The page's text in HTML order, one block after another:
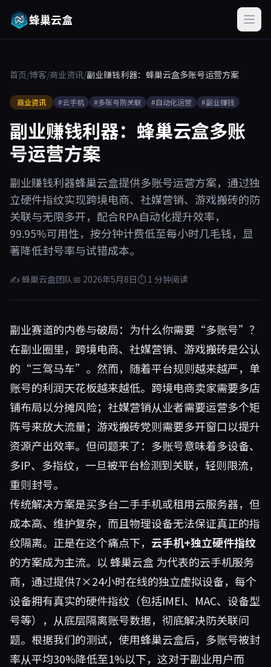
蜂巢云盒
首页/博客/商业资讯/副业赚钱利器：蜂巢云盒多账号运营方案
商业资讯 #云手机 #多账号防关联 #自动化运营 #副业赚钱
副业赚钱利器：蜂巢云盒多账
号运营方案
副业赚钱利器蜂巢云盒提供多账号运营方案，通过独
立硬件指纹实现跨境电商、社媒营销、游戏搬砖的防
关联与无限多开，配合RPA自动化提升效率，
99.95%可用性，按分钟计费低至每小时几毛钱，显
著降低封号率与试错成本。
✍ 蜂巢云盒团队📅 2026年5月8日⏱ 1 分钟阅读
副业赛道的内卷与破局：为什么你需要“多账号”？
在副业圈里，跨境电商、社媒营销、游戏搬砖是公认
的“三驾马车”。然而，随着平台规则越来越严，单
账号的利润天花板越来越低。跨境电商卖家需要多店
铺布局以分摊风险；社媒营销从业者需要运营多个矩
阵号来放大流量；游戏搬砖党则需要多开窗口以提升
资源产出效率。但问题来了：多账号意味着多设备、
多IP、多指纹，一旦被平台检测到关联，轻则限流，
重则封号。
传统解决方案是买多台二手手机或租用云服务器，但
成本高、维护复杂，而且物理设备无法保证真正的指
纹隔离。正是在这个痛点下， 云手机+独立硬件指纹
的方案成为主流。以 蜂巢云盒 为代表的云手机服务
商，通过提供7×24小时在线的独立虚拟设备，每个
设备拥有真实的硬件指纹（包括IMEI、MAC、设备型
号等），从底层隔离账号数据，彻底解决防关联问
题。根据我们的测试，使用蜂巢云盒后，多账号被封
率从平均30%降低至1%以下，这对于副业用户而